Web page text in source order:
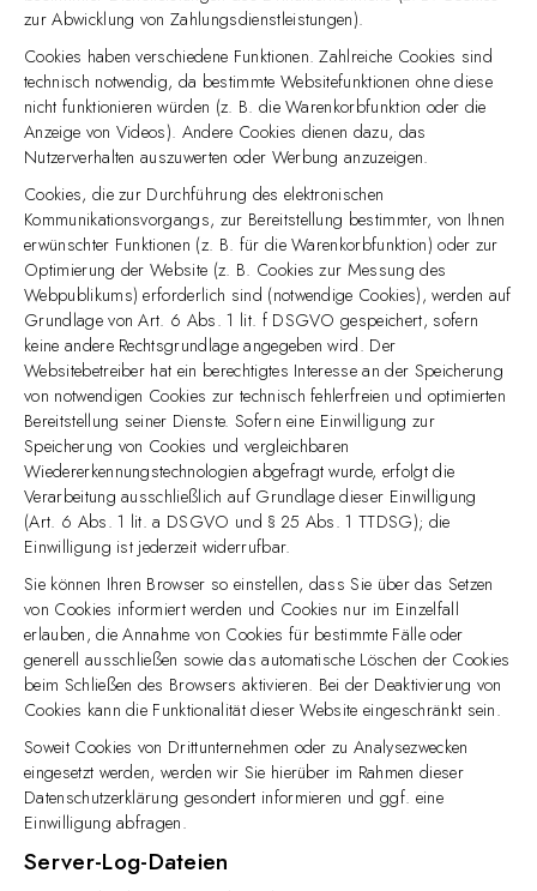
zur Abwicklung von Zahlungsdienstleistungen).
Cookies haben verschiedene Funktionen. Zahlreiche Cookies sind
technisch notwendig, da bestimmte Websitefunktionen ohne diese
nicht funktionieren würden (z. B. die Warenkorbfunktion oder die
Anzeige von Videos). Andere Cookies dienen dazu, das
Nutzerverhalten auszuwerten oder Werbung anzuzeigen.
Cookies, die zur Durchführung des elektronischen
Kommunikationsvorgangs, zur Bereitstellung bestimmter, von Ihnen
erwünschter Funktionen (z. B. für die Warenkorbfunktion) oder zur
Optimierung der Website (z. B. Cookies zur Messung des
Webpublikums) erforderlich sind (notwendige Cookies), werden auf
Grundlage von Art. 6 Abs. 1 lit. f DSGVO gespeichert, sofern
keine andere Rechtsgrundlage angegeben wird. Der
Websitebetreiber hat ein berechtigtes Interesse an der Speicherung
von notwendigen Cookies zur technisch fehlerfreien und optimierten
Bereitstellung seiner Dienste. Sofern eine Einwilligung zur
Speicherung von Cookies und vergleichbaren
Wiedererkennungstechnologien abgefragt wurde, erfolgt die
Verarbeitung ausschließlich auf Grundlage dieser Einwilligung
(Art. 6 Abs. 1 lit. a DSGVO und § 25 Abs. 1 TTDSG); die
Einwilligung ist jederzeit widerrufbar.
Sie können Ihren Browser so einstellen, dass Sie über das Setzen
von Cookies informiert werden und Cookies nur im Einzelfall
erlauben, die Annahme von Cookies für bestimmte Fälle oder
generell ausschließen sowie das automatische Löschen der Cookies
beim Schließen des Browsers aktivieren. Bei der Deaktivierung von
Cookies kann die Funktionalität dieser Website eingeschränkt sein.
Soweit Cookies von Drittunternehmen oder zu Analysezwecken
eingesetzt werden, werden wir Sie hierüber im Rahmen dieser
Datenschutzerklärung gesondert informieren und ggf. eine
Einwilligung abfragen.
Server-Log-Dateien